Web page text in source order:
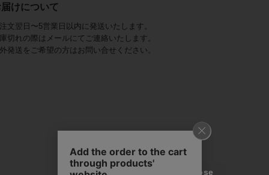
けについて
文翌日〜5営業日以内に発送いたします。
切れの際はメールにてご連絡いたします。
発送をご希望の方はお問い合せください。